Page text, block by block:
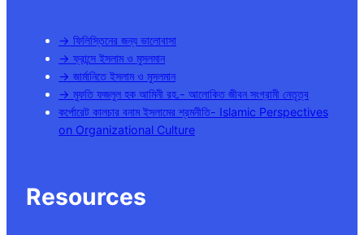
→ ফিলিস্তিনের জন্য ভালোবাসা
→ ফ্রান্সে ইসলাম ও মুসলমান
→ জার্মানিতে ইসলাম ও মুসলমান
→ মুফতি ফজলুল হক আমিনী রহ.- আলোকিত জীবন সংগ্রামী নেতৃত্ব
কর্পোরেট কালচার বনাম ইসলামের শ্রমনীতি- Islamic Perspectives
on Organizational Culture
Resources